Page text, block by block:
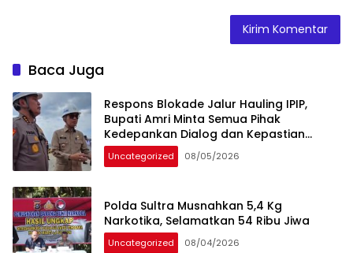
Baca Juga
Respons Blokade Jalur Hauling IPIP,
Bupati Amri Minta Semua Pihak
Kedepankan Dialog dan Kepastian
Hukum
Uncategorized 08/05/2026
Polda Sultra Musnahkan 5,4 Kg
Narkotika, Selamatkan 54 Ribu Jiwa
Uncategorized 08/04/2026